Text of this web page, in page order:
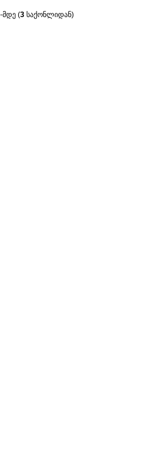
-მდე (3 საქონლიდან)